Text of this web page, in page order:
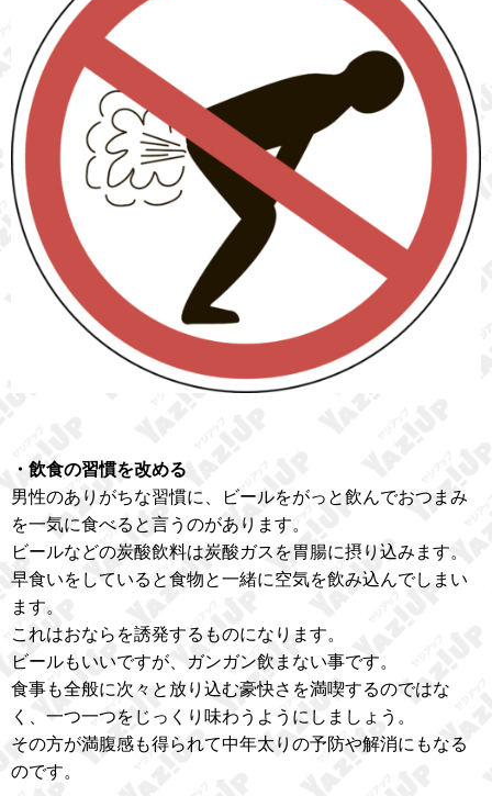
・飲食の習慣を改める
男性のありがちな習慣に、ビールをがっと飲んでおつまみ
を一気に食べると言うのがあります。
ビールなどの炭酸飲料は炭酸ガスを胃腸に摂り込みます。
早食いをしていると食物と一緒に空気を飲み込んでしまい
ます。
これはおならを誘発するものになります。
ビールもいいですが、ガンガン飲まない事です。
食事も全般に次々と放り込む豪快さを満喫するのではな
く、一つ一つをじっくり味わうようにしましょう。
その方が満腹感も得られて中年太りの予防や解消にもなる
のです。